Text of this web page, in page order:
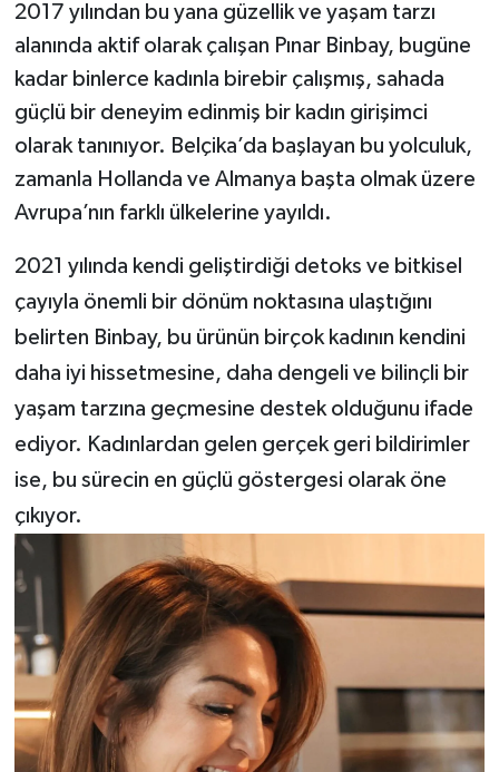
2017 yılından bu yana güzellik ve yaşam tarzı
alanında aktif olarak çalışan Pınar Binbay, bugüne
kadar binlerce kadınla birebir çalışmış, sahada
güçlü bir deneyim edinmiş bir kadın girişimci
olarak tanınıyor. Belçika’da başlayan bu yolculuk,
zamanla Hollanda ve Almanya başta olmak üzere
Avrupa’nın farklı ülkelerine yayıldı.
2021 yılında kendi geliştirdiği detoks ve bitkisel
çayıyla önemli bir dönüm noktasına ulaştığını
belirten Binbay, bu ürünün birçok kadının kendini
daha iyi hissetmesine, daha dengeli ve bilinçli bir
yaşam tarzına geçmesine destek olduğunu ifade
ediyor. Kadınlardan gelen gerçek geri bildirimler
ise, bu sürecin en güçlü göstergesi olarak öne
çıkıyor.